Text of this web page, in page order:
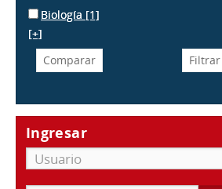
Biología [1]
[+]
Ingresar